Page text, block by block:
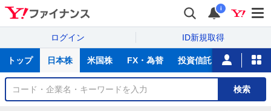
i
ログイン ID新規取得
サ
トップ 日本株 米国株 FX・為替 投資信託 ニュース
銘
検索